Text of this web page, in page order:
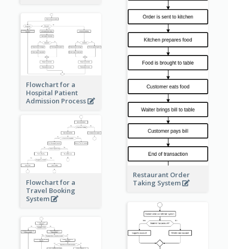
Restaurant Order
Taking System
Flowchart for a
Hospital Patient
Admission Process
Flowchart for a
Travel Booking
System